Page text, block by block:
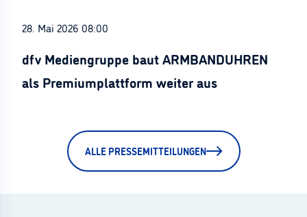
28. Mai 2026 08:00
dfv Mediengruppe baut ARMBANDUHREN
als Premiumplattform weiter aus
ALLE PRESSEMITTEILUNGEN